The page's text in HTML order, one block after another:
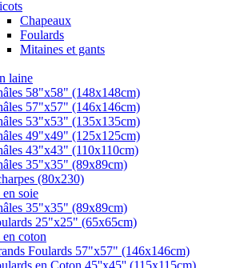
Chapeaux
Foulards
Mitaines et gants
laine
58"x58" (148x148cm)
57"x57" (146x146cm)
53"x53" (135x135cm)
49"x49" (125x125cm)
43"x43" (110x110cm)
35"x35" (89x89cm)
(80х230)
soie
35"x35" (89x89cm)
25"x25" (65x65cm)
coton
Foulards 57"x57" (146x146cm)